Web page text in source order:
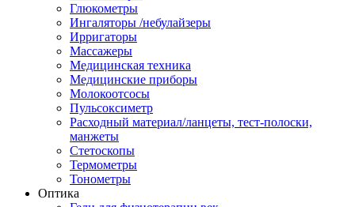
Глюкометры
Ингаляторы /небулайзеры
Ирригаторы
Массажеры
Медицинская техника
Медицинские приборы
Молокоотсосы
Пульсоксиметр
Расходный материал/ланцеты, тест-полоски,
манжеты
Стетоскопы
Термометры
Тонометры
Оптика